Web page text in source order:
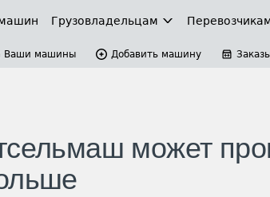
Грузовладельцам
Ваши машины Добавить машину
может